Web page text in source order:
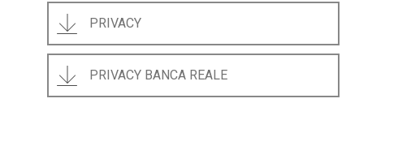
PRIVACY
PRIVACY BANCA REALE